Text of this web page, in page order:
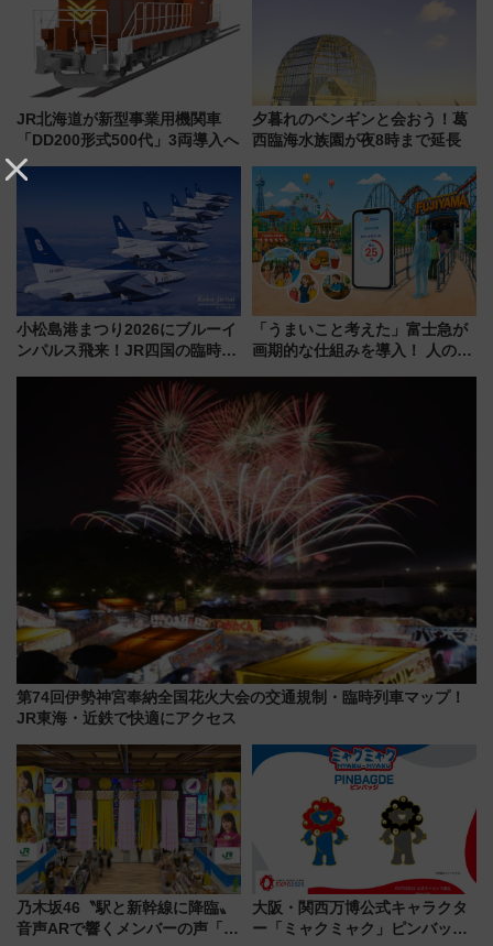
JR北海道が新型事業用機関車
「DD200形式500代」3両導入へ
夕暮れのペンギンと会おう！葛
西臨海水族園が夜8時まで延長
小松島港まつり2026にブルーイ
ンパルス飛来！JR四国の臨時ダ
「うまいこと考えた」富士急が
画期的な仕組みを導入！ 人のか
ん」始動
第74回伊勢神宮奉納全国花火大会の交通規制・臨時列車マップ！
JR東海・近鉄で快適にアクセス
乃木坂46〝駅と新幹線に降臨〟
音声ARで響くメンバーの声「真
大阪・関西万博公式キャラクタ
ー「ミャクミャク」ピンバッジ